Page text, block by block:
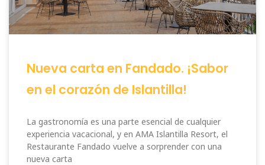
Nueva carta en Fandado. ¡Sabor
en el corazón de Islantilla!
La gastronomía es una parte esencial de cualquier
experiencia vacacional, y en AMA Islantilla Resort, el
Restaurante Fandado vuelve a sorprender con una
nueva carta